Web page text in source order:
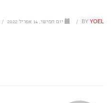
BY YOEL
/ יום חמישי, 14 אפריל 2022 /